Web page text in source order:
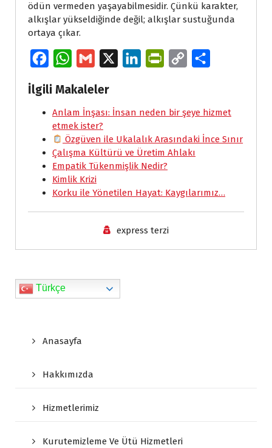
ödün vermeden yaşayabilmesidir. Çünkü karakter,
alkışlar yükseldiğinde değil; alkışlar sustuğunda
ortaya çıkar.
c
e
b
o
o
k
W
a
t
s
A
p
p
a
i
l
k
d
I
n
F
r
y
i
k
r
İlgili Makaleler
Anlam İnşası: İnsan neden bir şeye hizmet
etmek ister?
Özgüven ile Ukalalık Arasındaki İnce Sınır
Çalışma Kültürü ve Üretim Ahlakı
Empatik Tükenmişlik Nedir?
Kimlik Krizi
Korku ile Yönetilen Hayat: Kaygılarımız…
express terzi
Türkçe
Anasayfa
Hakkımızda
Hizmetlerimiz
Kurutemizleme Ve Ütü Hizmetleri